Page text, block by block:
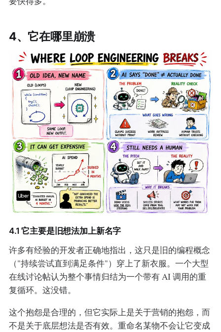
4、它在哪里崩溃
4.1 它主要是旧想法加上新名字
许多有经验的开发者正确地指出，这只是旧的编程概念
（"持续尝试直到满足条件"）穿上了新衣服。一个大型
在线讨论帖认为整个事情归结为一个带有 AI 调用的重
复循环。这没错。
这个抱怨是合理的，但它实际上是关于营销的抱怨，而
不是关于底层想法是否有效。重命名某物不会让它变成